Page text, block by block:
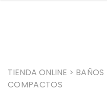
TIENDA ONLINE > BAÑOS
COMPACTOS